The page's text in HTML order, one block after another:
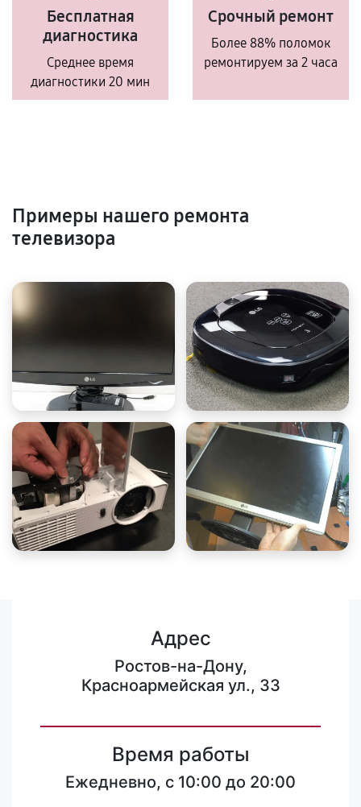
Бесплатная
диагностика
Среднее время
диагностики 20 мин
Срочный ремонт
Более 88% поломок
ремонтируем за 2 часа
Примеры нашего ремонта
телевизора
Адрес
Ростов-на-Дону,
Красноармейская ул., 33
Время работы
Ежедневно, с 10:00 до 20:00